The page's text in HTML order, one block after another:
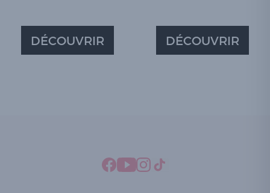
DÉCOUVRIR DÉCOUVRIR